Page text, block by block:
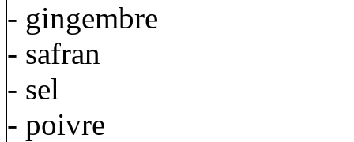
- gingembre
- safran
- sel
- poivre